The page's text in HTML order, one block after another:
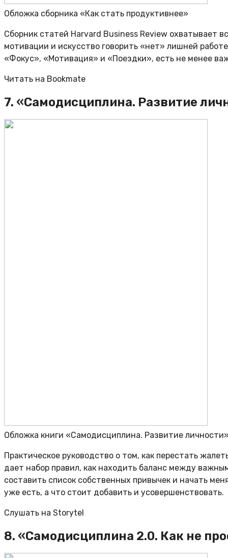
Обложка сборника «Как стать продуктивнее»
Сборник статей Harvard Business Review охватывает
мотивации и искусство говорить «нет» лишней
«Фокус», «Мотивация» и «Поездки», есть не менее
Читать на Bookmate
7. «Самодисциплина. Развитие
Обложка книги «Самодисциплина. Развитие
Практическое руководство о том, как перестать
дает набор правил, как находить баланс между
составить список собственных привычек и начать
уже есть, а что стоит добавить и усовершенствовать.
Слушать на Storytel
8. «Самодисциплина 2.0. Как не